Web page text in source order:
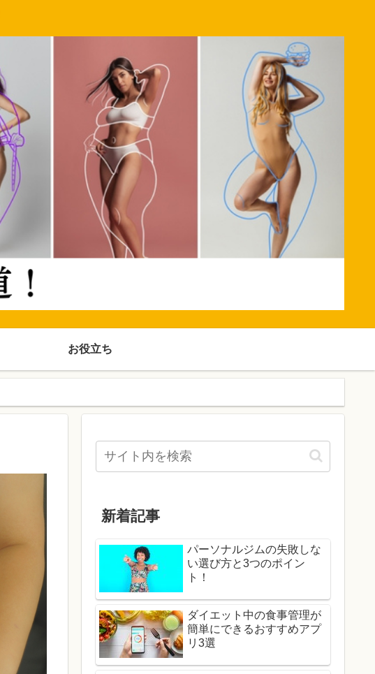
お役立ち
新着記事
パーソナルジムの失敗しな
い選び方と3つのポイン
ト！
ダイエット中の食事管理が
簡単にできるおすすめアプ
リ3選